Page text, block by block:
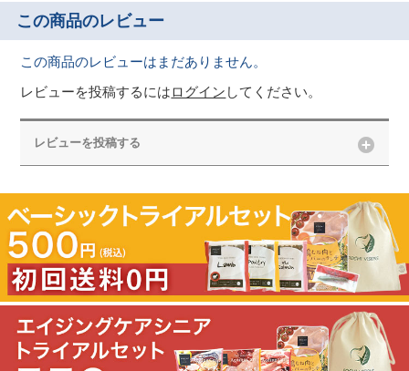
この商品のレビュー
この商品のレビューはまだありません。
レビューを投稿するにはログイン してください。
レビューを投稿する